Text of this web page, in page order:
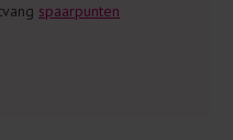
spaarpunten